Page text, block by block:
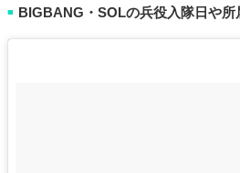
■ BIGBANG・SOLの兵役入隊日や所